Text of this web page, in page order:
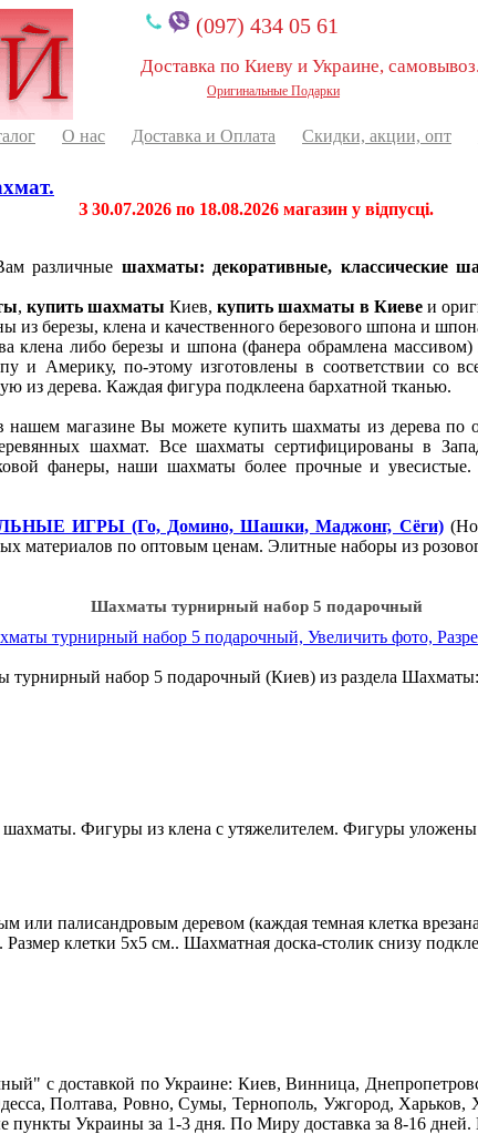
(097) 434 05 61
Доставка по Киеву и Украине, самовывоз.
Оригинальные Подарки
О нас Доставка и Оплата Скидки, акции, опт
З 30.07.2026 по 18.08.2026 магазин у відпусці.
различные шахматы: декоративные, классические
, купить шахматы Киев, купить шахматы в Киеве и
березы, клена и качественного березового шпона и
клена либо березы и шпона (фанера обрамлена массивом)
и Америку, по-этому изготовлены в соответствии со
из дерева. Каждая фигура подклеена бархатной тканью.
нашем магазине Вы можете купить шахматы из дерева
шахмат. Все шахматы сертифицированы в
фанеры, наши шахматы более прочные и увесистые.
ИГРЫ (Го, Домино, Шашки, Маджонг, Сёги)
материалов по оптовым ценам. Элитные наборы из
Шахматы турнирный набор 5 подарочный
турнирный набор 5 подарочный (Киев) из раздела Шахматы:
Фигуры из клена с утяжелителем. Фигуры
или палисандровым деревом (каждая темная клетка
клетки 5х5 см.. Шахматная доска-столик снизу
c доставкой по Украине: Киев, Винница,
Полтава, Ровно, Сумы, Тернополь, Ужгород,
пункты Украины за 1-3 дня. По Миру доставка за 8-16